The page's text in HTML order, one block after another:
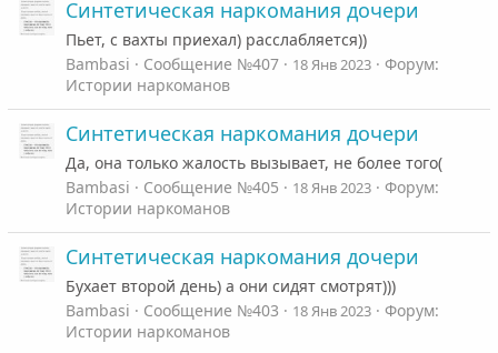
Синтетическая наркомания дочери
Пьет, с вахты приехал) расслабляется))
Bambasi
Сообщение №407 18 Янв 2023
Форум:
Истории наркоманов
Синтетическая наркомания дочери
Да, она только жалость вызывает, не более того(
Bambasi
Сообщение №405 18 Янв 2023
Форум:
Истории наркоманов
Синтетическая наркомания дочери
Бухает второй день) а они сидят смотрят)))
Bambasi
Сообщение №403 18 Янв 2023
Форум:
Истории наркоманов